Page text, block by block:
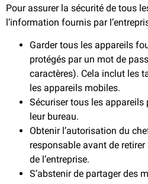
Pour assurer la sécurité de tous
l’information fournis par
Garder tous les appareils
protégés par un mot de
caractères). Cela inclut les
les appareils mobiles.
Sécuriser tous les
leur bureau.
Obtenir l’autorisation du
responsable avant de
de l’entreprise.
S’abstenir de partager des